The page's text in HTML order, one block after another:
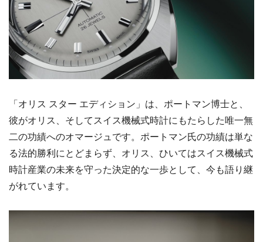
「オリス スター エディション」は、ポートマン博士と、
彼がオリス、そしてスイス機械式時計にもたらした唯一無
二の功績へのオマージュです。ポートマン氏の功績は単な
る法的勝利にとどまらず、オリス、ひいてはスイス機械式
時計産業の未来を守った決定的な一歩として、今も語り継
がれています。